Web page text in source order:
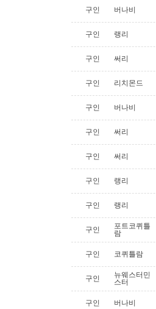
구인 버나비
구인 랭리
구인 써리
구인 리치몬드
구인 버나비
구인 써리
구인 써리
구인 랭리
구인 랭리
구인
포트코퀴틀
람
구인 코퀴틀람
구인
뉴웨스터민
스터
구인 버나비